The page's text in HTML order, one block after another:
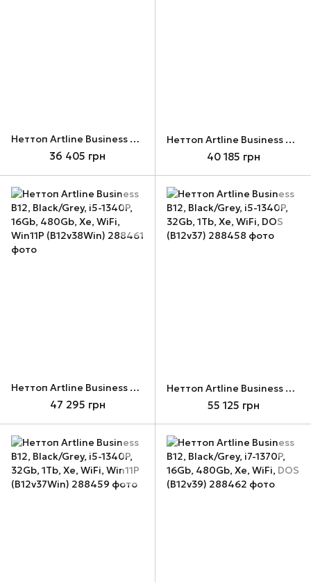
Неттоп Artline Business B12, Black, i5-1240P, 8Gb, 480Gb, Xe, Win11P (B12v31Win)
36 405 грн
Неттоп Artline Business B12, Black/Grey, i5-1340P, 16Gb, 480Gb, Xe, WiFi, DOS (B12v38)
40 185 грн
Неттоп Artline Business B12, Black/Grey, i5-1340P, 16Gb, 480Gb, Xe, WiFi, Win11P (B12v38Win)
47 295 грн
Неттоп Artline Business B12, Black/Grey, i5-1340P, 32Gb, 1Tb, Xe, WiFi, DOS (B12v37)
55 125 грн